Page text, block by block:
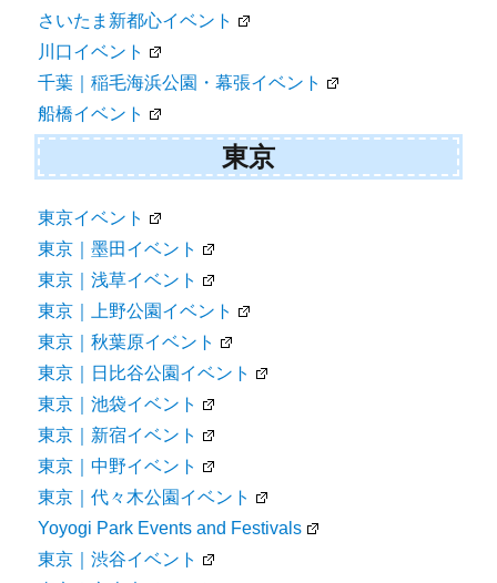
さいたま新都心イベント
川口イベント
千葉｜稲毛海浜公園・幕張イベント
船橋イベント
東京
東京イベント
東京｜墨田イベント
東京｜浅草イベント
東京｜上野公園イベント
東京｜秋葉原イベント
東京｜日比谷公園イベント
東京｜池袋イベント
東京｜新宿イベント
東京｜中野イベント
東京｜代々木公園イベント
Yoyogi Park Events and Festivals
東京｜渋谷イベント